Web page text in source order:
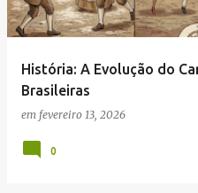
História: A Evolução do
Brasileiras
em fevereiro 13, 2026
0